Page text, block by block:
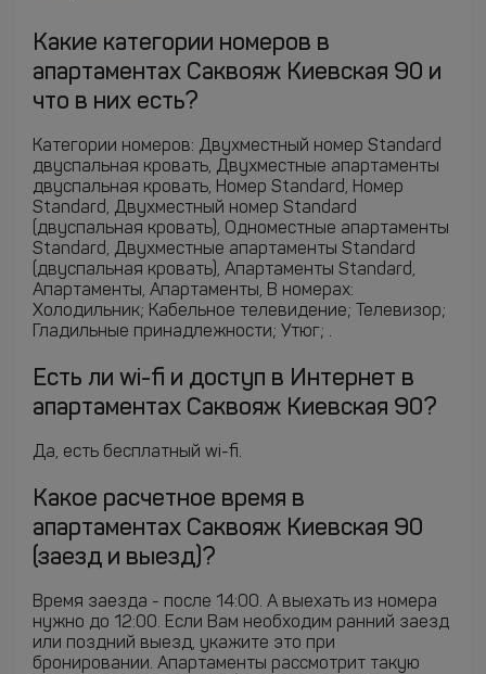
Какие категории номеров в
апартаментах Саквояж Киевская 90 и
что в них есть?
Категории номеров: Двухместный номер Standard
двуспальная кровать, Двухместные апартаменты
двуспальная кровать, Номер Standard, Номер
Standard, Двухместный номер Standard
(двуспальная кровать), Одноместные апартаменты
Standard, Двухместные апартаменты Standard
(двуспальная кровать), Апартаменты Standard,
Апартаменты, Апартаменты, В номерах:
Холодильник; Кабельное телевидение; Телевизор;
Гладильные принадлежности; Утюг; .
Есть ли wi-fi и доступ в Интернет в
апартаментах Саквояж Киевская 90?
Да, есть бесплатный wi-fi.
Какое расчетное время в
апартаментах Саквояж Киевская 90
(заезд и выезд)?
Время заезда - после 14:00. А выехать из номера
нужно до 12:00. Если Вам необходим ранний заезд
или поздний выезд, укажите это при
бронировании. Апартаменты рассмотрит такую